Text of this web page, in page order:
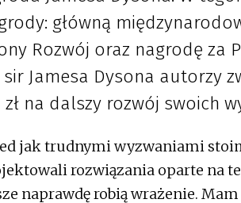
główną
Rozwój oraz nagrodę za
Jamesa Dysona autorzy
na dalszy rozwój swoich
jak trudnymi wyzwaniami
rozwiązania oparte na
naprawdę robią wrażenie. Mam